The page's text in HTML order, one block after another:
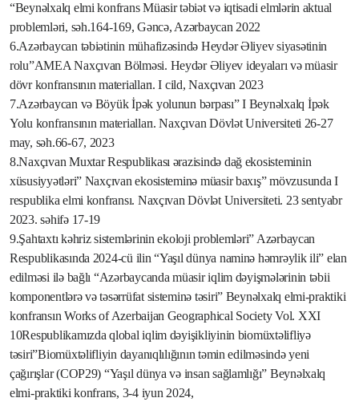
“Beynəlxalq elmi konfrans Müasir təbiət və iqtisadi elmlərin aktual
problemləri, səh.164-169, Gəncə, Azərbaycan 2022
6.Azərbaycan təbiətinin mühafizəsində Heydər Əliyev siyasətinin
rolu”AMEA Naxçıvan Bölməsi. Heydər Əliyev ideyaları və müasir
dövr konfransının materialları. I cild, Naxçıvan 2023
7.Azərbaycan və Böyük İpək yolunun bərpası” I Beynəlxalq İpək
Yolu konfransının materialları. Naxçıvan Dövlət Universiteti 26-27
may, səh.66-67, 2023
8.Naxçıvan Muxtar Respublikası ərazisində dağ ekosisteminin
xüsusiyyətləri” Naxçıvan ekosisteminə müasir baxış” mövzusunda I
respublika elmi konfransı. Naxçıvan Dövlət Universiteti. 23 sentyabr
2023. səhifə 17-19
9.Şahtaxtı kəhriz sistemlərinin ekoloji problemləri” Azərbaycan
Respublikasında 2024-cü ilin “Yaşıl dünya naminə həmrəylik ili” elan
edilməsi ilə bağlı “Azərbaycanda müasir iqlim dəyişmələrinin təbii
komponentlərə və təsərrüfat sisteminə təsiri” Beynəlxalq elmi-praktiki
konfransın Works of Azerbaijan Geographical Society Vol. XXI
10Respublikamızda qlobal iqlim dəyişikliyinin biomüxtəlifliyə
təsiri”Biomüxtəlifliyin dayanıqlılığının təmin edilməsində yeni
çağırışlar (COP29) “Yaşıl dünya və insan sağlamlığı” Beynəlxalq
elmi-praktiki konfrans, 3-4 iyun 2024,